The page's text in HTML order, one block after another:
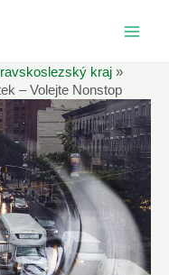
kraj
– Volejte Nonstop